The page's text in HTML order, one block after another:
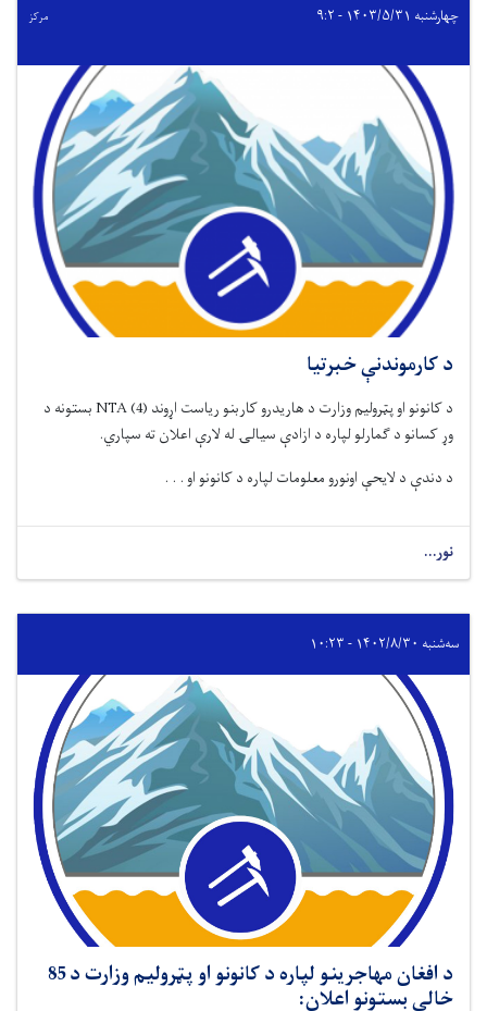
چهارشنبه ۱۴۰۳/۵/۳۱ - ۹:۲ مرکز
د کارموندنې خبرتیا
د کانونو او پټرولیم وزارت د هاریدرو کاربنو ریاست اړوند (4)
NTAبستونه د
وړ کسانو د ګمارلو لپاره د ازادې سیالۍ له لارې اعلان ته سپاري.
د دندې د لایحې اونورو معلومات لپاره د کانونو او . . .
نور...
سه‌شنبه ۱۴۰۲/۸/۳۰ - ۱۰:۲۳
د افغان مهاجرینو لپاره د کانونو او پټرولیم وزارت د 85
خالي بستونو اعلان: